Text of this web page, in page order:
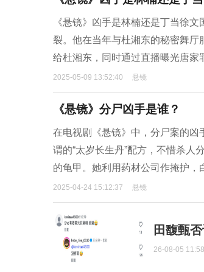
《悬镜》凶手是林楠还是丁当徐
裂。他在当年与杜湘东的秘密舞厅
给杜湘东，同时通过直播曝光唐家
2025-05-09 13:52:40 悬镜
《悬镜》分尸凶手是谁？
在电视剧《悬镜》中，分尸案的凶
谓的“太岁长生丹”配方，不惜杀人
的龟甲。她利用药材公司作掩护，
2025-04-24 15:12:37 悬镜
田馥甄
26-08-05